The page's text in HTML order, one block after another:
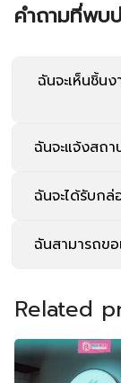
คำถามที่พบ
ฉันจะเห็นชิ้น
ฉันจะแจ้งสถ
ฉันจะได้รับกล่
ฉันสามารถข
Related